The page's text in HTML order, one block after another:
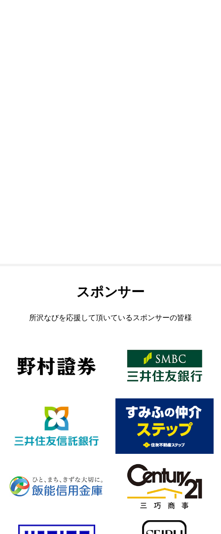
スポンサー
所沢なびを応援して頂いているスポンサーの皆様